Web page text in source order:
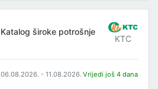
Katalog široke potrošnje
KTC
06.08.2026. - 11.08.2026. Vrijedi još 4 dana